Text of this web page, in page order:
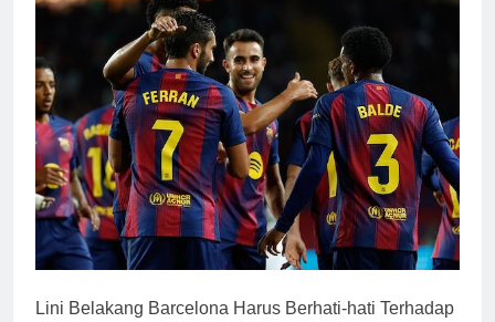
Lini Belakang Barcelona Harus Berhati-hati Terhadap